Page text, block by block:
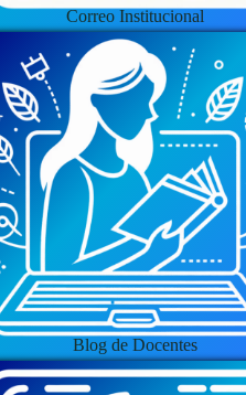
Correo Institucional
Blog de Docentes